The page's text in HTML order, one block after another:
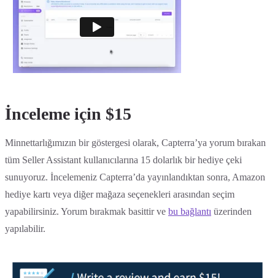
İnceleme için $15
Minnettarlığımızın bir göstergesi olarak, Capterra’ya yorum bırakan
tüm Seller Assistant kullanıcılarına 15 dolarlık bir hediye çeki
sunuyoruz. İncelemeniz Capterra’da yayınlandıktan sonra, Amazon
hediye kartı veya diğer mağaza seçenekleri arasından seçim
yapabilirsiniz. Yorum bırakmak basittir ve bu bağlantı üzerinden
yapılabilir.